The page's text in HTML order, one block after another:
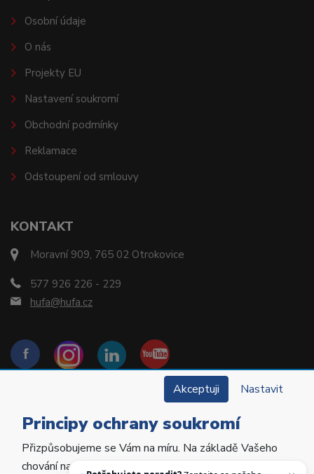
KONTAKT
Moravní 909, 765 02 Otrokovice
577 926 226 - 229
hufa@hufa.cz
Osobní údaje
O nás
Projekty EU
Nastavení soukromí
Obchodní podmínky
Reklamace
Odstoupení od smlouvy
Copyright © 2022 Hu-Fa Dental a.s. Všechna práva
vyhrazena.
Akceptuji Nastavit
Principy ochrany soukromí
Přizpůsobujeme se Vám na míru. Na základě Vašeho
chování na webu personalizujeme jeho obsah a